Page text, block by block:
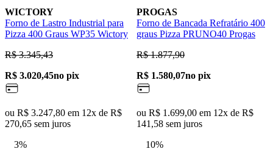
WICTORY
Forno de Lastro Industrial para
Pizza 400 Graus WP35 Wictory
R$ 3.345,43
R$ 3.020,45no pix
ou R$ 3.247,80 em 12x de R$
270,65 sem juros
3%
PROGAS
Forno de Bancada Refratário 400
graus Pizza PRUNO40 Progas
R$ 1.877,90
R$ 1.580,07no pix
ou R$ 1.699,00 em 12x de R$
141,58 sem juros
10%